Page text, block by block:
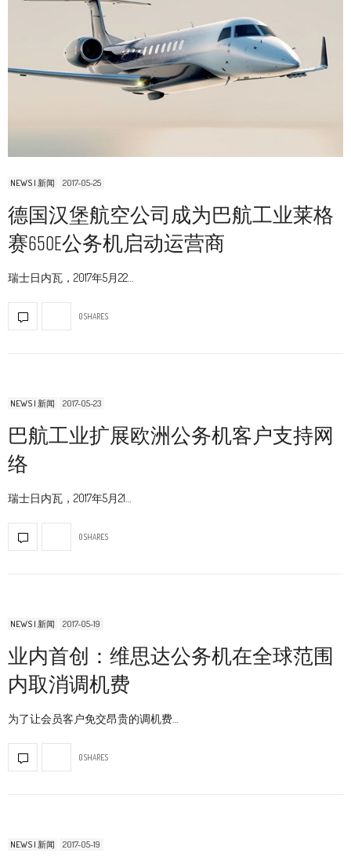
NEWS | 新闻 2017-05-25
德国汉堡航空公司成为巴航工业莱格
赛650E公务机启动运营商
瑞士日内瓦，2017年5月22…
0 SHARES
NEWS | 新闻 2017-05-23
巴航工业扩展欧洲公务机客户支持网
络
瑞士日内瓦，2017年5月21…
0 SHARES
NEWS | 新闻 2017-05-19
业内首创：维思达公务机在全球范围
内取消调机费
为了让会员客户免交昂贵的调机费…
0 SHARES
NEWS | 新闻 2017-05-19